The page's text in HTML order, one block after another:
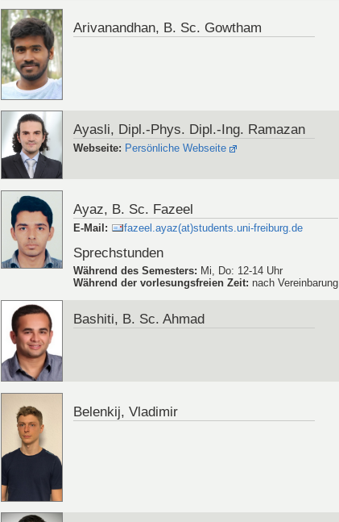
Arivanandhan, B. Sc. Gowtham
Ayasli, Dipl.-Phys. Dipl.-Ing. Ramazan
Webseite: Persönliche Webseite
Ayaz, B. Sc. Fazeel
E-Mail : fazeel.ayaz(at)students.uni-freiburg.de
Sprechstunden
Während des Semesters: Mi, Do: 12-14 Uhr
Während der vorlesungsfreien Zeit: nach Vereinbarung
Bashiti, B. Sc. Ahmad
Belenkij, Vladimir